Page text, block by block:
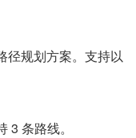
径规划方案。支持以
条路线。